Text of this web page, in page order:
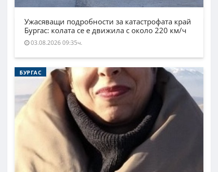
Ужасяващи подробности за катастрофата край
Бургас: колата се е движила с около 220 км/ч
03.08.2026 09:35ч.
БУРГАС